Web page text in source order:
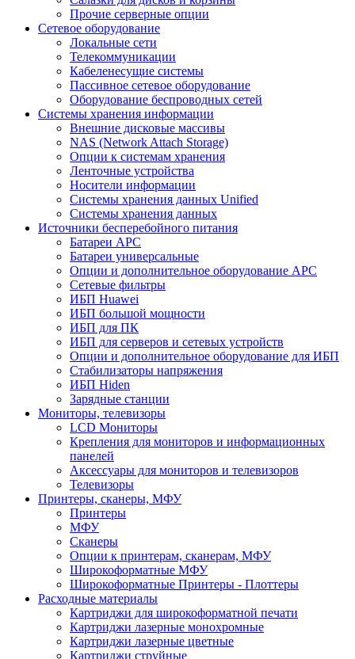
Прочие серверные опции
Сетевое оборудование
Локальные сети
Телекоммуникации
Кабеленесущие системы
Пассивное сетевое оборудование
Оборудование беспроводных сетей
Системы хранения информации
Внешние дисковые массивы
NAS (Network Attach Storage)
Опции к системам хранения
Ленточные устройства
Носители информации
Системы хранения данных Unified
Системы хранения данных
Источники бесперебойного питания
Батареи APC
Батареи универсальные
Опции и дополнительное оборудование АРС
Сетевые фильтры
ИБП Huawei
ИБП большой мощности
ИБП для ПК
ИБП для серверов и сетевых устройств
Опции и дополнительное оборудование для ИБП
Стабилизаторы напряжения
ИБП Hiden
Зарядные станции
Мониторы, телевизоры
LCD Мониторы
Крепления для мониторов и информационных
панелей
Аксессуары для мониторов и телевизоров
Телевизоры
Принтеры, сканеры, МФУ
Принтеры
МФУ
Сканеры
Опции к принтерам, сканерам, МФУ
Широкоформатные МФУ
Широкоформатные Принтеры - Плоттеры
Расходные материалы
Картриджи для широкоформатной печати
Картриджи лазерные монохромные
Картриджи лазерные цветные
Картриджи струйные